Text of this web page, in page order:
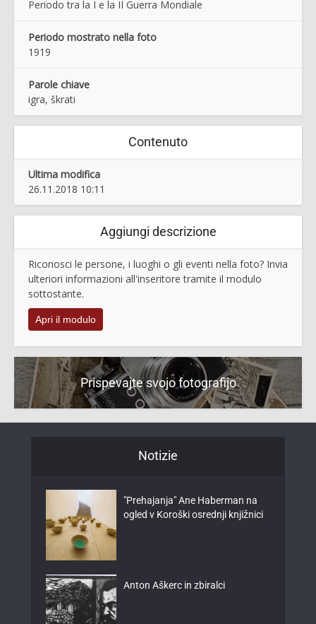
Periodo tra la I e la II Guerra Mondiale
Periodo mostrato nella foto
1919
Parole chiave
igra, škrati
Contenuto
Ultima modifica
26.11.2018 10:11
Aggiungi descrizione
Riconosci le persone, i luoghi o gli eventi nella foto? Invia
ulteriori informazioni all'inseritore tramite il modulo
sottostante.
Apri il modulo
Prispevajte svojo fotografijo
Notizie
"Prehajanja" Ane Haberman na
ogled v Koroški osrednji knjižnici
Anton Aškerc in zbiralci